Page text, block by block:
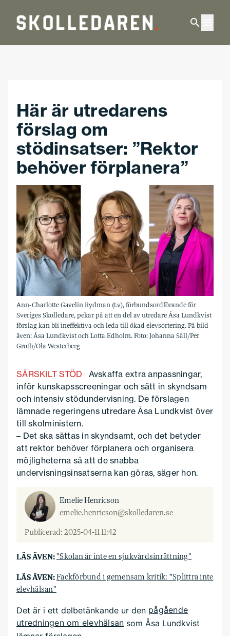
Här är utredarens
förslag om
stödinsatser: ”Rektor
behöver förplanera”
Ann-Charlotte Gavelin Rydman (t.v), förbundsordförande för
Sveriges Skolledare, pekar på att en del av utredare Åsa Lundkvist
förslag kan bli ineffektiva och leda till ökad elevsortering. På bild
även: Åsa Lundkvist och Lotta Edholm. Foto: Johanna Säll/Per
Groth/Ola Westerberg
SÄRSKILT STÖD
Avskaffa extra anpassningar,
inför kunskapsscreeningar och sätt in skyndsam
och intensiv stödundervisning. De förslagen
lämnade regeringens utredare Åsa Lundkvist över
till skolministern.
– Det ska sättas in skyndsamt, och det betyder
att rektor behöver förplanera och organisera
möjligheterna så att de snabba
undervisningsinsatserna kan göras, säger hon.
Emelie Henricson
emelie.henricson@skolledaren.se
Publicerad: 2025-04-11 11:42
LÄS ÄVEN:”Skolan är inte en sjukvårdsinrättning”
LÄS ÄVEN:Fackförbund i gemensam kritik: ”Splittra inte
elevhälsan”
Det är i ett delbetänkande ur den pågående
utredningen om elevhälsan som Åsa Lundkvist